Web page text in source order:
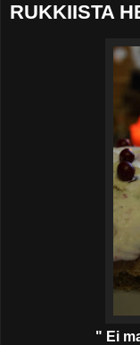
RUKKIISTA
" Ei